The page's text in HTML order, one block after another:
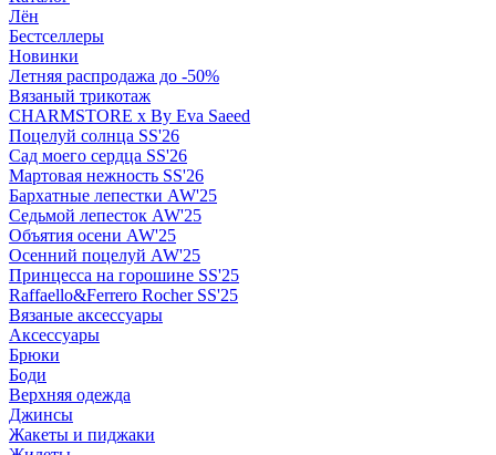
Лён
Бестселлеры
Новинки
Летняя распродажа до -50%
Вязаный трикотаж
CHARMSTORE х By Eva Saeed
Поцелуй солнца SS'26
Сад моего сердца SS'26
Мартовая нежность SS'26
Бархатные лепестки AW'25
Седьмой лепесток AW'25
Объятия осени AW'25
Осенний поцелуй AW'25
Принцесса на горошине SS'25
Raffaello&Ferrero Rocher SS'25
Вязаные аксессуары
Аксессуары
Брюки
Боди
Верхняя одежда
Джинсы
Жакеты и пиджаки